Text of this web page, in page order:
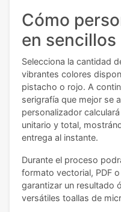
Cómo
en sencillos
Selecciona la cantidad
vibrantes colores
pistacho o rojo. A
serigrafía que mejor se
personalizador
unitario y total,
entrega al instante.
Durante el proceso
formato vectorial, PDF
garantizar un resultado
versátiles toallas de